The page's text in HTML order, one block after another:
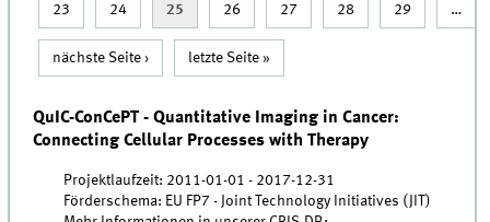
23 24 25 26 27 28 29 …
nächste Seite › letzte Seite »
QuIC-ConCePT - Quantitative Imaging in Cancer:
Connecting Cellular Processes with Therapy
Projektlaufzeit: 2011-01-01 - 2017-12-31
Förderschema: EU FP7 - Joint Technology Initiatives (JIT)